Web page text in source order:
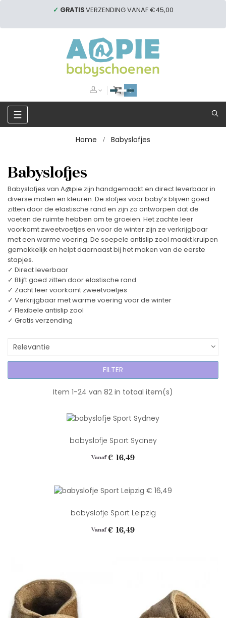
✓ GRATISVERZENDING VANAF €45,00
0
Toggle
navigation
☰
Home Babyslofjes
Babyslofjes
Babyslofjes van A@pie zijn handgemaakt en direct leverbaar in
diverse maten en kleuren. De slofjes voor baby’s blijven goed
zitten door de elastische rand en zijn zo ontworpen dat de
voeten de ruimte hebben om te groeien. Het zachte leer
voorkomt zweetvoetjes en voor de winter zijn ze verkrijgbaar
met een warme voering. De soepele antislip zool maakt kruipen
gemakkelijk en helpt daarnaast bij het maken van de eerste
stapjes.
✓ Direct leverbaar
✓ Blijft goed zitten door elastische rand
✓ Zacht leer voorkomt zweetvoetjes
✓ Verkrijgbaar met warme voering voor de winter
✓ Flexibele antislip zool
✓ Gratis verzending
Relevantie
FILTER
Item 1-24 van 82 in totaal item(s)
babyslofje Sport Sydney
Vanaf Prijs
€ 16,49
babyslofje Sport Leipzig
Vanaf Prijs
€ 16,49